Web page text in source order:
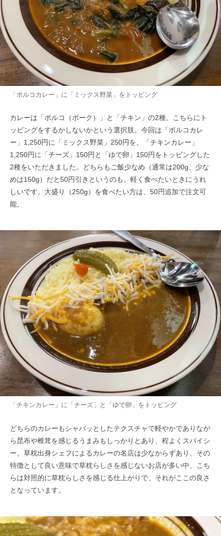
「ポルコカレー」に「ミックス野菜」をトッピング
カレーは「ポルコ（ポーク）」と「チキン」の2種。こちらにト
ッピングをするかしないかという選択肢。今回は「ポルコカレ
ー」1,250円に「ミックス野菜」250円を、「チキンカレー」
1,250円に「チーズ」150円と「ゆで卵」150円をトッピングした
2種をいただきました。どちらもご飯少なめ（通常は200g、少な
めは150g）だと50円引きというのも、軽く食べたいときにうれ
しいです。大盛り（250g）を食べたい方は、50円追加で注文可
能。
「チキンカレー」に「チーズ」と「ゆで卵」をトッピング
どちらのカレーもシャバッとしたテクスチャで軽やかでありなが
ら昆布や椎茸を感じるうまみもしっかりとあり、程よくスパイシ
ー。草枕出身シェフによるカレーの名店は少なからずあり、その
特徴として良い意味で草枕らしさを感じないお店が多い中、こち
らは対照的に草枕らしさを感じる仕上がりで、それがここの良さ
となっています。